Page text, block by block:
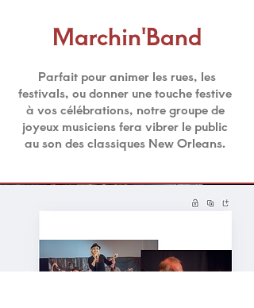
Marchin'Band
Parfait pour animer les rues, les
festivals, ou donner une touche festive
à vos célébrations, notre groupe de
joyeux musiciens fera vibrer le public
au son des classiques New Orleans.